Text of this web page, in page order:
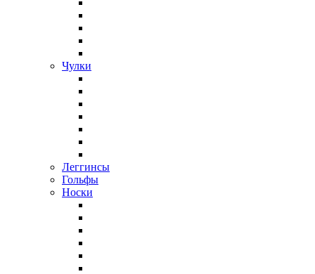
Чулки
Леггинсы
Гольфы
Носки